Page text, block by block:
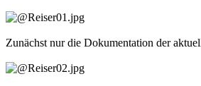
Zunächst nur die Dokumentation der